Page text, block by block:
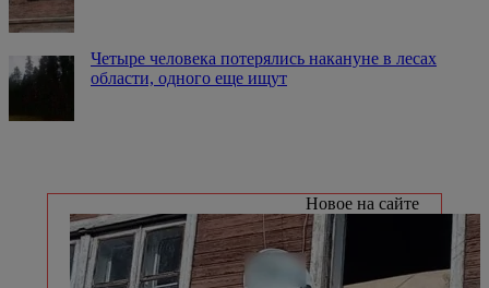
Четыре человека потерялись накануне в лесах
области, одного еще ищут
Новое на сайте